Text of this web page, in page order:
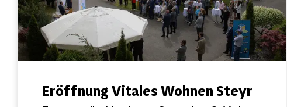
Eröffnung Vitales Wohnen Steyr